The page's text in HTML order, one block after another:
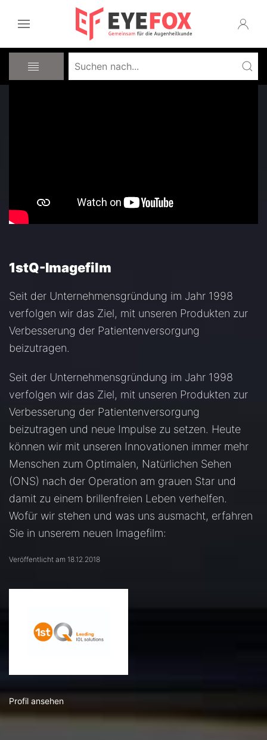
1stQ-Imagefilm
Seit der Unternehmensgründung im Jahr 1998
verfolgen wir das Ziel, mit unseren Produkten zur
Verbesserung der Patientenversorgung
beizutragen.
Seit der Unternehmensgründung im Jahr 1998
verfolgen wir das Ziel, mit unseren Produkten zur
Verbesserung der Patientenversorgung
beizutragen und neue Impulse zu setzen. Heute
können wir mit unseren Innovationen immer mehr
Menschen zum Optimalen, Natürlichen Sehen
(ONS) nach der Operation am grauen Star und
damit zu einem brillenfreien Leben verhelfen.
Wofür wir stehen und was uns ausmacht, erfahren
Sie in unserem neuen Imagefilm:
Veröffentlicht am 18.12.2018
Profil ansehen